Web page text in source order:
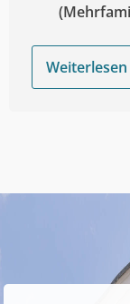
Weiterlesen